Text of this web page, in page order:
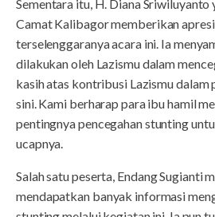
Sementara itu, H. Diana
Camat Kalibagor memberikan
terselenggaranya acara ini. Ia
dilakukan oleh Lazismu dalam
kasih atas kontribusi Lazismu dalam
sini. Kami berharap para ibu hamil
pentingnya pencegahan stunting
ucapnya.
Salah satu peserta, Endang Sugianti
mendapatkan banyak informasi